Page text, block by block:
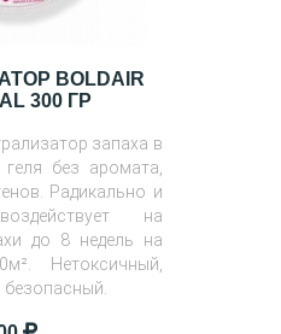
BOLDAIR
300 ГР
запаха в
без аромата,
Радикально и
на
до 8 недель на
Нетоксичный,